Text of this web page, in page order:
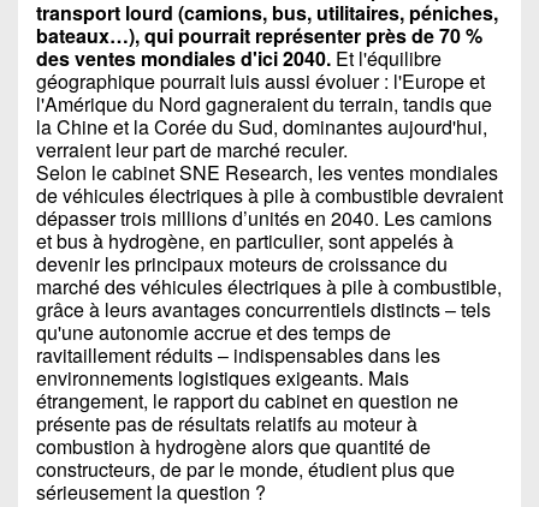
transport lourd (camions, bus, utilitaires, péniches,
bateaux…), qui pourrait représenter près de 70 %
des ventes mondiales d'ici 2040. Et l'équilibre
géographique pourrait luis aussi évoluer : l'Europe et
l'Amérique du Nord gagneraient du terrain, tandis que
la Chine et la Corée du Sud, dominantes aujourd'hui,
verraient leur part de marché reculer.
Selon le cabinet SNE Research, les ventes mondiales
de véhicules électriques à pile à combustible devraient
dépasser trois millions d’unités en 2040. Les camions
et bus à hydrogène, en particulier, sont appelés à
devenir les principaux moteurs de croissance du
marché des véhicules électriques à pile à combustible,
grâce à leurs avantages concurrentiels distincts – tels
qu'une autonomie accrue et des temps de
ravitaillement réduits – indispensables dans les
environnements logistiques exigeants. Mais
étrangement, le rapport du cabinet en question ne
présente pas de résultats relatifs au moteur à
combustion à hydrogène alors que quantité de
constructeurs, de par le monde, étudient plus que
sérieusement la question ?